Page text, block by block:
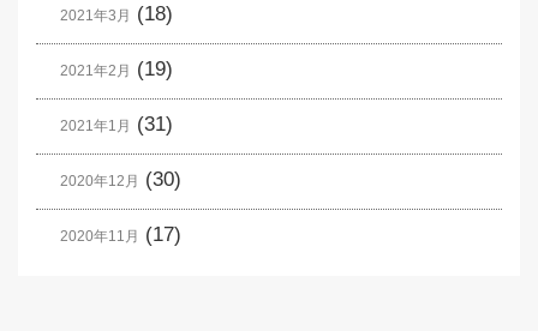
2021年3月 (18)
2021年2月 (19)
2021年1月 (31)
2020年12月 (30)
2020年11月 (17)